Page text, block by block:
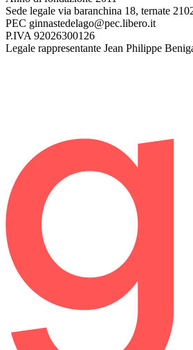
Sede legale via baranchina 18, ternate
PEC ginnastedelago@pec.libero.it
P.IVA 92026300126
Legale rappresentante Jean Philippe